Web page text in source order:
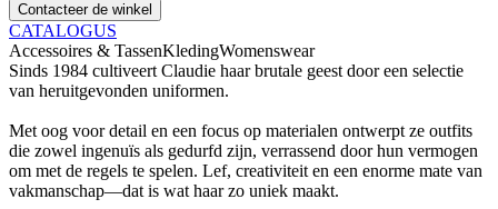
Contacteer de winkel
CATALOGUS
Accessoires & TassenKledingWomenswear
Sinds 1984 cultiveert Claudie haar brutale geest door een selectie
van heruitgevonden uniformen.
Met oog voor detail en een focus op materialen ontwerpt ze outfits
die zowel ingenuïs als gedurfd zijn, verrassend door hun vermogen
om met de regels te spelen. Lef, creativiteit en een enorme mate van
vakmanschap—dat is wat haar zo uniek maakt.